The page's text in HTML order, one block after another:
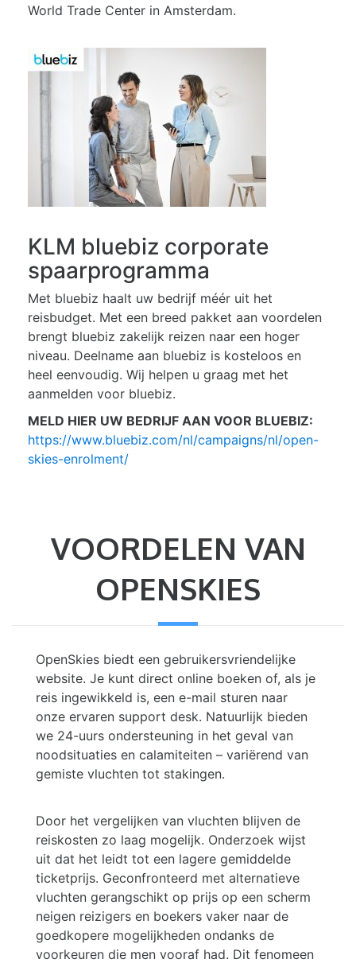
World Trade Center in Amsterdam.
KLM bluebiz corporate
spaarprogramma
Met bluebiz haalt uw bedrijf méér uit het
reisbudget. Met een breed pakket aan voordelen
brengt bluebiz zakelijk reizen naar een hoger
niveau. Deelname aan bluebiz is kosteloos en
heel eenvoudig. Wij helpen u graag met het
aanmelden voor bluebiz.
MELD HIER UW BEDRIJF AAN VOOR BLUEBIZ:
https://www.bluebiz.com/nl/campaigns/nl/open-
skies-enrolment/
VOORDELEN VAN
OPENSKIES
OpenSkies biedt een gebruikersvriendelijke
website. Je kunt direct online boeken of, als je
reis ingewikkeld is, een e-mail sturen naar
onze ervaren support desk. Natuurlijk bieden
we 24-uurs ondersteuning in het geval van
noodsituaties en calamiteiten – variërend van
gemiste vluchten tot stakingen.
Door het vergelijken van vluchten blijven de
reiskosten zo laag mogelijk. Onderzoek wijst
uit dat het leidt tot een lagere gemiddelde
ticketprijs. Geconfronteerd met alternatieve
vluchten gerangschikt op prijs op een scherm
neigen reizigers en boekers vaker naar de
goedkopere mogelijkheden ondanks de
voorkeuren die men vooraf had. Dit fenomeen